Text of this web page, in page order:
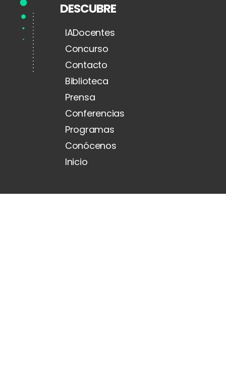
DESCUBRE
IADocentes
Concurso
Contacto
Biblioteca
Prensa
Conferencias
Programas
Conócenos
Inicio